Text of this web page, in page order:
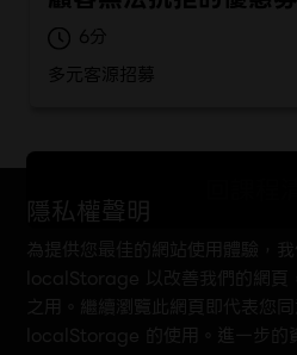
6
多元客源招募
隱私權聲明